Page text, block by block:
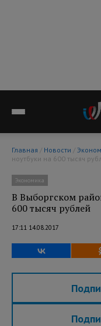
Главная / Новости /
ноутбуки на 600 тысяч
Экономика
В Выборгском
600 тысяч рублей
17:11 14.08.2017